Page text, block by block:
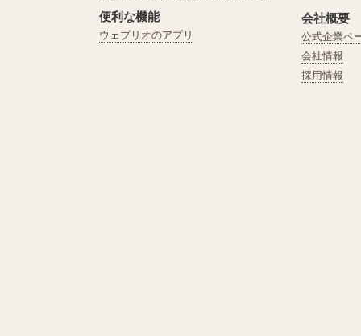
便利な機能
ウェブリオのアプリ
会社概要
公式企業ペ
会社情報
採用情報